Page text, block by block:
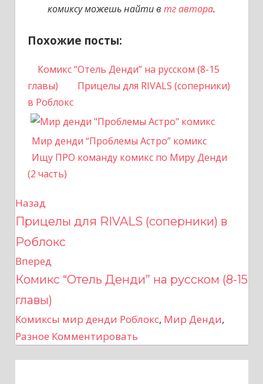
комиксу можешь найти в тг автора.
Похожие посты:
Комикс “Отель Денди” на русском (8-15
главы)
Прицелы для RIVALS (соперники)
в Роблокс
Мир денди “Проблемы Астро” комикс
Ищу ПРО команду комикс по Миру Денди
(2 часть)
Н
а
в
и
г
а
ц
Назад
Прицелы для RIVALS (соперники) в
Роблокс
Вперед
Комикс “Отель Денди” на русском (8-15
главы)
Комиксы мир денди Роблокс, Мир Денди,
Разное Комментировать